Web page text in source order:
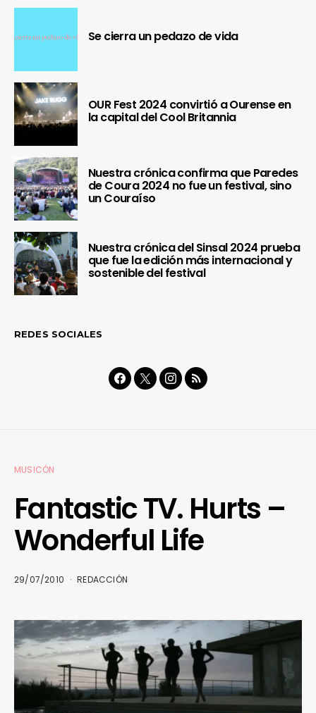
Se cierra un pedazo de vida
OUR Fest 2024 convirtió a Ourense en
la capital del Cool Britannia
Nuestra crónica confirma que Paredes
de Coura 2024 no fue un festival, sino
un Couraíso
Nuestra crónica del Sinsal 2024 prueba
que fue la edición más internacional y
sostenible del festival
REDES SOCIALES
MUSICÓN
Fantastic TV. Hurts –
Wonderful Life
29/07/2010 REDACCIÓN